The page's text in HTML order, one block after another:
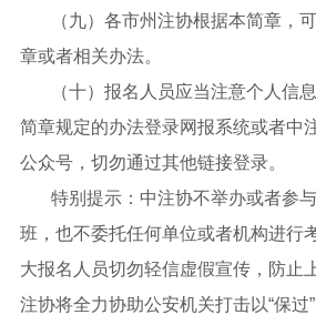
（九）各市州注协根据本简章，
章或者相关办法。
（十）报名人员应当注意个人信
简章规定的办法登录网报系统或者中
公众号，切勿通过其他链接登录。
特别提示：中注协不举办或者参
班，也不委托任何单位或者机构进行
大报名人员切勿轻信虚假宣传，防止
注协将全力协助公安机关打击以“保过”